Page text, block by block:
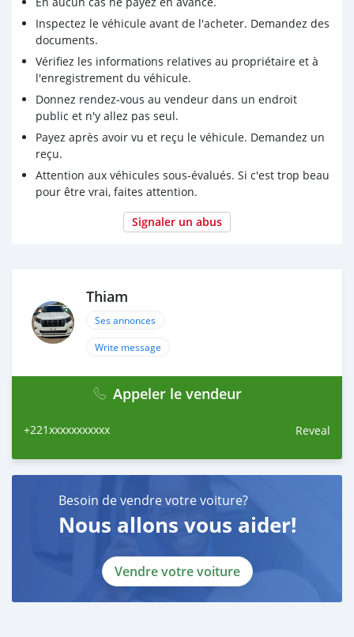
Inspectez le véhicule avant de l'acheter. Demandez des
documents.
Vérifiez les informations relatives au propriétaire et à
l'enregistrement du véhicule.
Donnez rendez-vous au vendeur dans un endroit
public et n'y allez pas seul.
Payez après avoir vu et reçu le véhicule. Demandez un
reçu.
Attention aux véhicules sous-évalués. Si c'est trop beau
pour être vrai, faites attention.
Signaler un abus
Thiam
Ses annonces
Write message
Appeler le vendeur
+221xxxxxxxxxxx Reveal
Besoin de vendre votre voiture?
Nous allons vous aider!
Vendre votre voiture